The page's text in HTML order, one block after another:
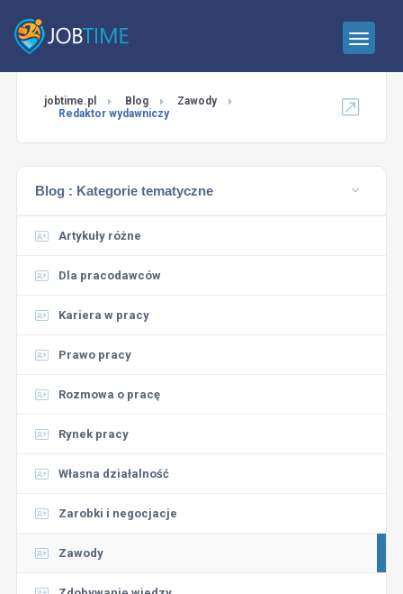
jobtime.pl Blog
Zawody
Redaktor wydawniczy
Blog : Kategorie tematyczne
Artykuły różne
Dla pracodawców
Kariera w pracy
Prawo pracy
Rozmowa o pracę
Rynek pracy
Własna działalność
Zarobki i negocjacje
Zawody